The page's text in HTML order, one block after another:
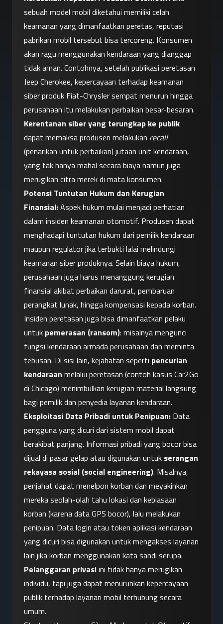
sebuah model mobil diketahui memiliki celah
keamanan yang dimanfaatkan peretas, reputasi
pabrikan mobil tersebut bisa tercoreng. Konsumen
akan ragu menggunakan kendaraan yang dianggap
tidak aman. Contohnya, setelah publikasi peretasan
Jeep Cherokee, kepercayaan terhadap keamanan
siber produk Fiat-Chrysler sempat menurun hingga
Kerentanan siber yang terungkap ke publik
dapat memaksa produsen melakukan recall
(penarikan untuk perbaikan) jutaan unit kendaraan,
yang tak hanya mahal secara biaya namun juga
merugikan citra merek di mata konsumen.
Potensi Tuntutan Hukum dan Kerugian
Finansial: Aspek hukum mulai menjadi perhatian
dalam insiden keamanan otomotif. Produsen dapat
menghadapi tuntutan hukum dari pemilik kendaraan
maupun regulator jika terbukti lalai melindungi
keamanan siber produknya. Selain biaya hukum,
perusahaan juga harus menanggung kerugian
finansial akibat perbaikan darurat, pembaruan
perangkat lunak, hingga kompensasi kepada korban.
Insiden peretasan juga bisa dimanfaatkan pelaku
untuk pemerasan (ransom): misalnya mengunci
fungsi kendaraan armada perusahaan dan meminta
tebusan. Di sisi lain, kejahatan seperti pencurian
kendaraan melalui peretasan (contoh kasus Car2Go
di Chicago) menimbulkan kerugian material langsung
bagi pemilik dan penyedia layanan kendaraan.
Eksploitasi Data Pribadi untuk Penipuan: Data
pengguna yang dicuri dari sistem mobil dapat
berakibat panjang. Informasi pribadi yang bocor bisa
dijual di pasar gelap atau digunakan untuk serangan
rekayasa sosial (social engineering). Misalnya,
penjahat dapat menelpon korban dan meyakinkan
mereka seolah-olah tahu lokasi dan kebiasaan
korban (karena data GPS bocor), lalu melakukan
penipuan. Data login atau token aplikasi kendaraan
yang dicuri bisa digunakan untuk mengakses layanan
Pelanggaran privasi ini tidak hanya merugikan
individu, tapi juga dapat menurunkan kepercayaan
publik terhadap layanan mobil terhubung secara
umum.